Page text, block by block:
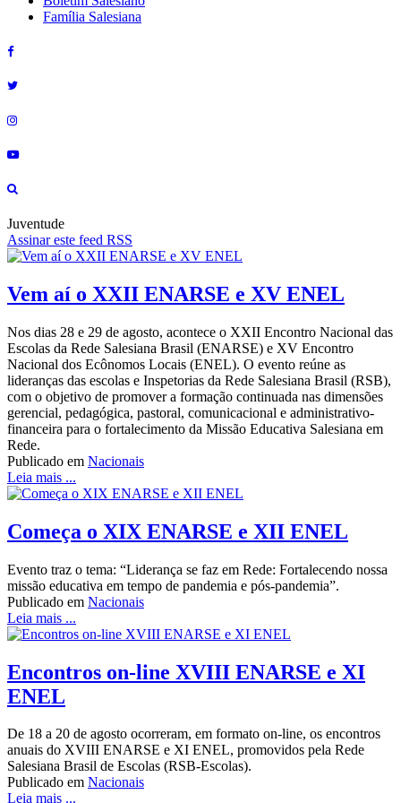
Família Salesiana
Juventude
Assinar este feed RSS
Vem aí o XXII ENARSE e XV ENEL
Nos dias 28 e 29 de agosto, acontece o XXII Encontro Nacional das
Escolas da Rede Salesiana Brasil (ENARSE) e XV Encontro
Nacional dos Ecônomos Locais (ENEL). O evento reúne as
lideranças das escolas e Inspetorias da Rede Salesiana Brasil (RSB),
com o objetivo de promover a formação continuada nas dimensões
gerencial, pedagógica, pastoral, comunicacional e administrativo-
financeira para o fortalecimento da Missão Educativa Salesiana em
Rede.
Publicado em Nacionais
Leia mais ...
Começa o XIX ENARSE e XII ENEL
Evento traz o tema: “Liderança se faz em Rede: Fortalecendo nossa
missão educativa em tempo de pandemia e pós-pandemia”.
Publicado em Nacionais
Leia mais ...
Encontros on-line XVIII ENARSE e XI
ENEL
De 18 a 20 de agosto ocorreram, em formato on-line, os encontros
anuais do XVIII ENARSE e XI ENEL, promovidos pela Rede
Salesiana Brasil de Escolas (RSB-Escolas).
Publicado em Nacionais
Leia mais ...